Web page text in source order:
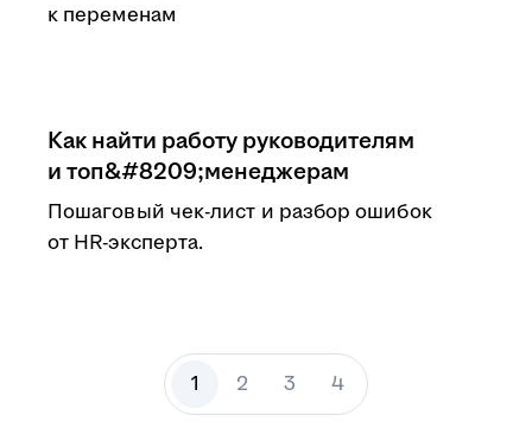
к переменам
Как найти работу руководителям
и топ&#8209;менеджерам
Пошаговый чек-лист и разбор ошибок
от HR-эксперта.
1 2 3 4